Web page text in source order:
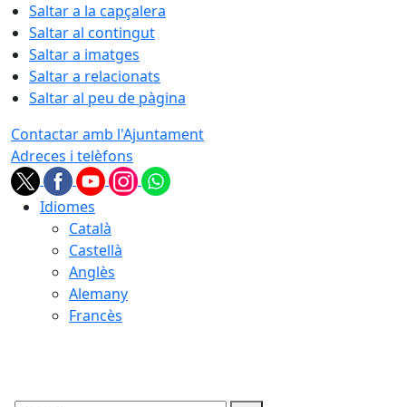
Saltar a la capçalera
Saltar al contingut
Saltar a imatges
Saltar a relacionats
Saltar al peu de pàgina
Contactar amb l'Ajuntament
Adreces i telèfons
Idiomes
Català
Castellà
Anglès
Alemany
Francès